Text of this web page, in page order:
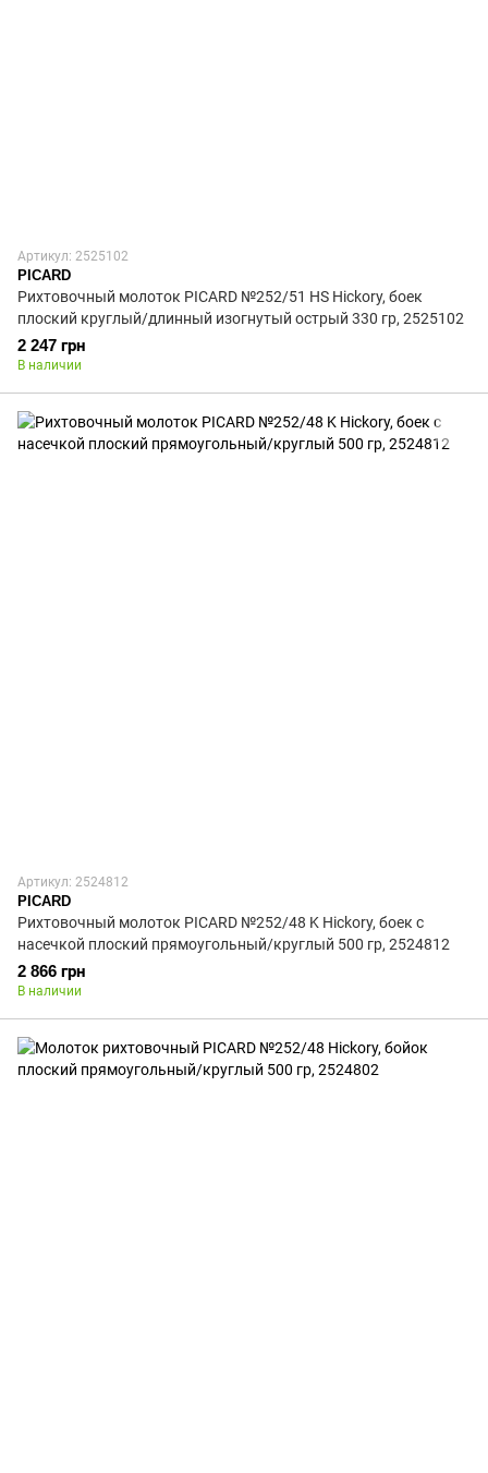
Артикул: 2525102
PICARD
Рихтовочный молоток PICARD №252/51 HS Hickory, боек
плоский круглый/длинный изогнутый острый 330 гр, 2525102
2 247 грн
В наличии
Артикул: 2524812
PICARD
Рихтовочный молоток PICARD №252/48 K Hickory, боек с
насечкой плоский прямоугольный/круглый 500 гр, 2524812
2 866 грн
В наличии